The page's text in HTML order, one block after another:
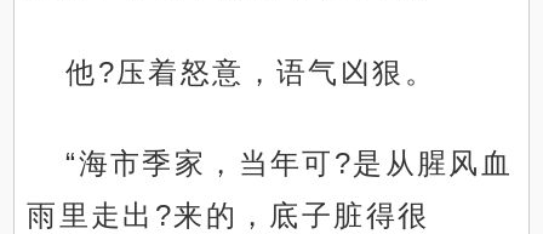
他?压着怒意，语气凶狠。
“海市季家，当年可?是从腥风血
雨里走出?来的，底子脏得很